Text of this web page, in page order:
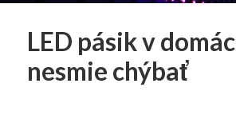
LED pásik v
nesmie chýbať